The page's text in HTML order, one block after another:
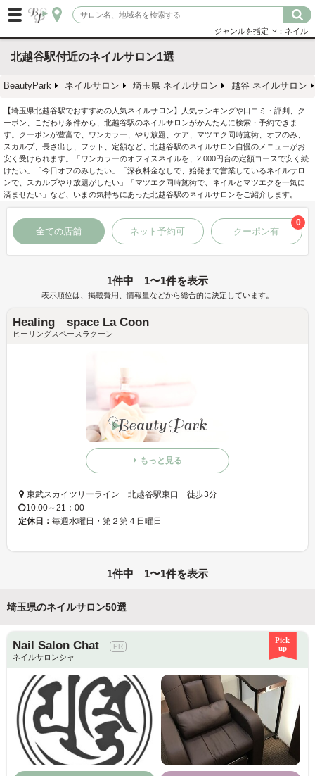
ジャンルを指定 ：ネイル
北越谷駅付近のネイルサロン1選
BeautyPark ネイルサロン 埼玉県 ネイルサロン 越谷 ネイルサロン
【埼玉県北越谷駅でおすすめの人気ネイルサロン】人気ランキングや口コミ・評判、ク
ーポン、こだわり条件から、北越谷駅のネイルサロンがかんたんに検索・予約できま
す。クーポンが豊富で、ワンカラー、やり放題、ケア、マツエク同時施術、オフのみ、
スカルプ、長さ出し、フット、定額など、北越谷駅のネイルサロン自慢のメニューがお
安く受けられます。「ワンカラーのオフィスネイルを、2,000円台の定額コースで安く続
けたい」「今日オフのみしたい」「深夜料金なしで、始発まで営業しているネイルサロ
ンで、スカルプやり放題がしたい」「マツエク同時施術で、ネイルとマツエクを一気に
済ませたい」など、いまの気持ちにあった北越谷駅のネイルサロンをご紹介します。
全ての店舗 ネット予約可 クーポン有
0
1件中 1〜1件を表示
表示順位は、掲載費用、情報量などから総合的に決定しています。
Healing space La Coon
ヒーリングスペースラクーン
もっと見る
東武スカイツリーライン 北越谷駅東口 徒歩3分
10:00～21：00
定休日： 毎週水曜日・第２第４日曜日
1件中 1〜1件を表示
埼玉県のネイルサロン50選
Nail Salon Chat
ネイルサロンシャ